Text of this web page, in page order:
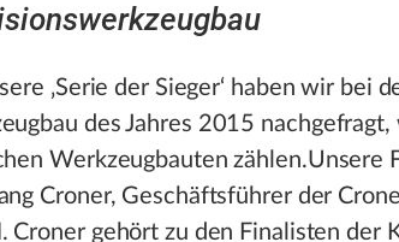
‚Serie der Sieger‘ haben wir bei
des Jahres 2015
Werkzeugbauten zählen.Unsere
Croner, Geschäftsführer der
Croner gehört zu den Finalisten der